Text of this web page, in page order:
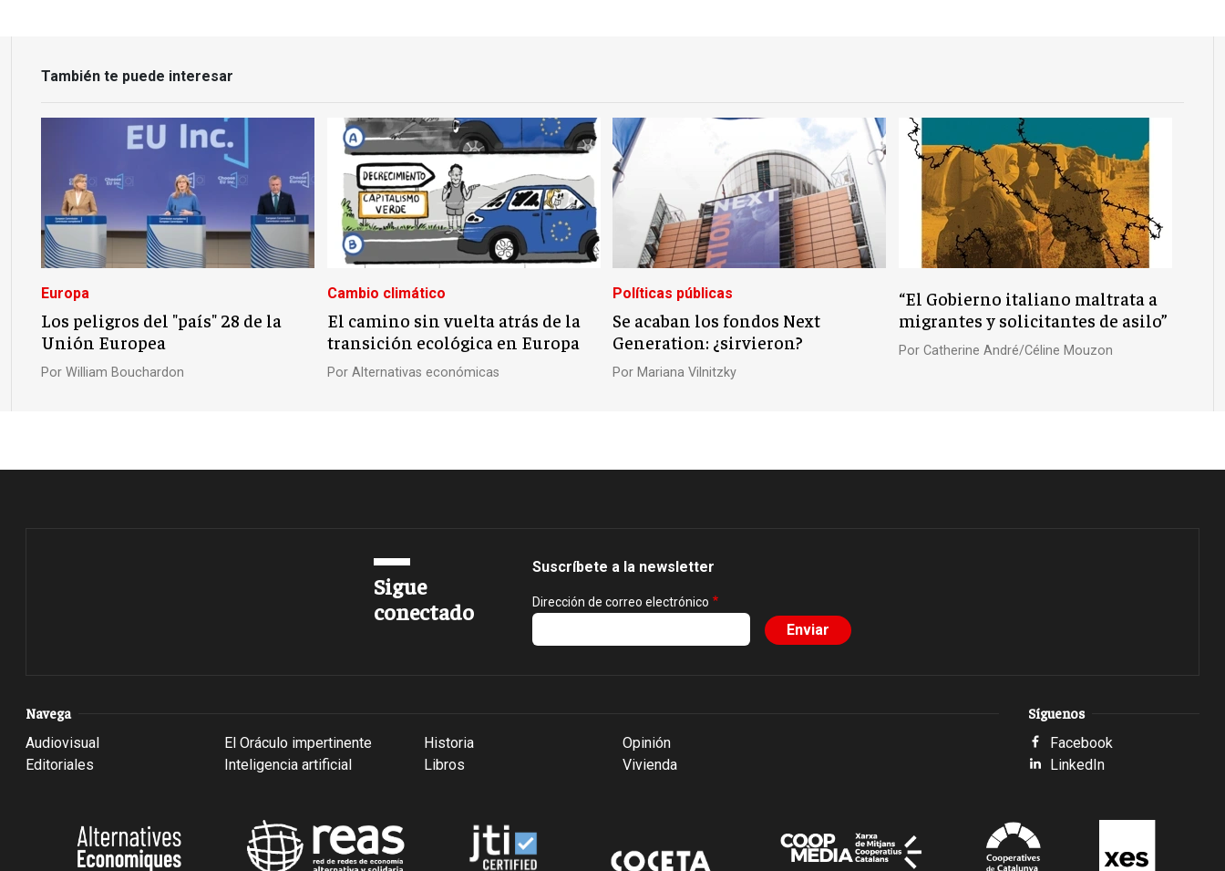
También te puede interesar
Europa
Los peligros del "país" 28 de la
Unión Europea
Por William Bouchardon
Cambio climático
El camino sin vuelta atrás de la
transición ecológica en Europa
Por Alternativas económicas
Políticas públicas
Se acaban los fondos Next
Generation: ¿sirvieron?
Por Mariana Vilnitzky
“El Gobierno italiano maltrata a
migrantes y solicitantes de asilo”
Por Catherine André/Céline Mouzon
Sigue
conectado
Suscríbete a la newsletter
Dirección de correo electrónico
Navega
Audiovisual
Editoriales
El Oráculo impertinente
Inteligencia artificial
Historia
Libros
Opinión
Vivienda
Síguenos
Facebook
LinkedIn